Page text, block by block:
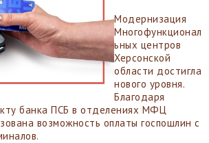
Модернизация
Многофункционал
ьных центров
Херсонской
области достигла
нового уровня.
Благодаря
банка ПСБ в отделениях МФЦ
возможность оплаты госпошлин с